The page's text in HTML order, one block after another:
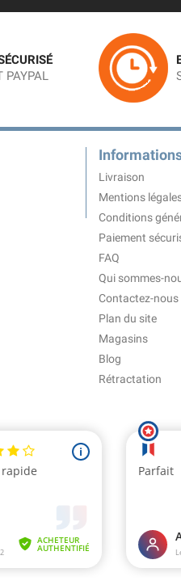
PAYPAL
Livraison
Mentions
Conditions
Paiement
FAQ
Qui sommes-
Contactez-nous
Plan du site
Magasins
Blog
Rétractation